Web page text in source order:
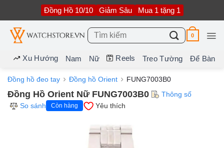
nội
dung
Đồng Hồ 10/10 Giảm Sâu Mua 1 tặng 1
Tìm
kiếm:
0
Xu Hướng Nam Nữ Reels Treo Tường Để Bàn
Đồng hồ đeo tay Đồng hồ Orient FUNG7003B0
Đồng Hồ Orient Nữ FUNG7003B0
Thông số
So sánh
Còn hàng Yêu thích